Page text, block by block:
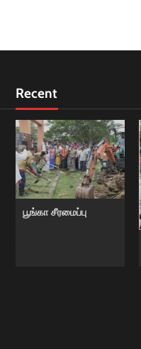
Recent
பூங்கா சீரமைப்பு